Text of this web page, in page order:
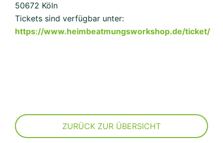
50672 Köln
Tickets sind verfügbar unter:
https://www.heimbeatmungsworkshop.de/ticket/
ZURÜCK ZUR ÜBERSICHT